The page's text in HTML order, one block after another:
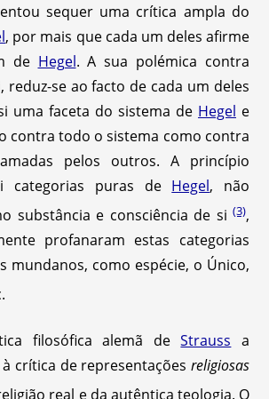
sequer uma crítica ampla do
, por mais que cada um deles afirme
de Hegel. A sua polémica contra
reduz-se ao facto de cada um deles
uma faceta do sistema de Hegel e
contra todo o sistema como contra
pelos outros. A princípio
categorias puras de Hegel, não
substância e consciência de si (3),
profanaram estas categorias
mundanos, como espécie, o Único,
filosófica alemã deStrauss a
crítica de representações religiosas